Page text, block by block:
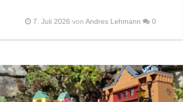
7. Juli 2026 vonAndres Lehmann 0